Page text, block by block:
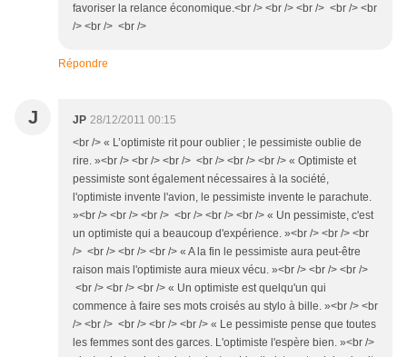
favoriser la relance économique.<br /> <br /> <br /> <br /> <br
/> <br /> <br />
Répondre
J JP 28/12/2011 00:15
<br /> « L’optimiste rit pour oublier ; le pessimiste oublie de
rire. »<br /> <br /> <br /> <br /> <br /> <br /> « Optimiste et
pessimiste sont également nécessaires à la société,
l'optimiste invente l'avion, le pessimiste invente le parachute.
»<br /> <br /> <br /> <br /> <br /> <br /> « Un pessimiste, c'est
un optimiste qui a beaucoup d'expérience. »<br /> <br /> <br
/> <br /> <br /> <br /> « A la fin le pessimiste aura peut-être
raison mais l'optimiste aura mieux vécu. »<br /> <br /> <br />
<br /> <br /> <br /> « Un optimiste est quelqu'un qui
commence à faire ses mots croisés au stylo à bille. »<br /> <br
/> <br /> <br /> <br /> <br /> « Le pessimiste pense que toutes
les femmes sont des garces. L'optimiste l'espère bien. »<br />